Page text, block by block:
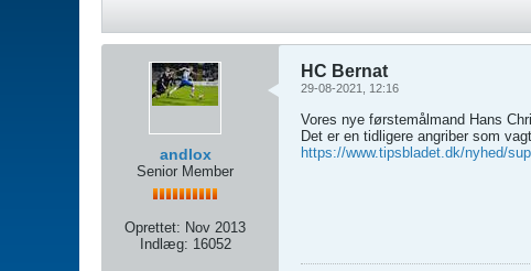
andlox
Senior Member
Oprettet: Nov 2013
Indlæg: 16052
HC Bernat
29-08-2021, 12:16
Vores nye førstemålmand Hans
Det er en tidligere angriber som
https://www.tipsbladet.dk/nyhed/